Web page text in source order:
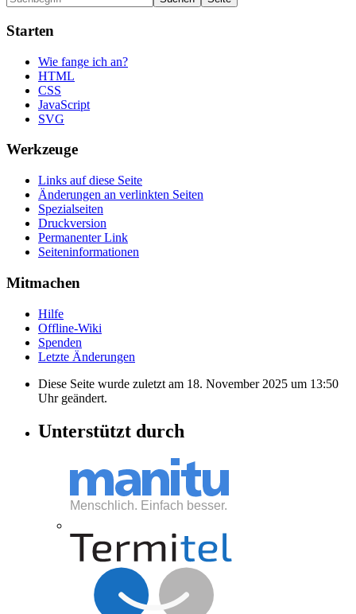
Starten
Wie fange ich an?
HTML
CSS
JavaScript
SVG
Werkzeuge
Links auf diese Seite
Änderungen an verlinkten Seiten
Spezialseiten
Druckversion
Permanenter Link
Seiten­informationen
Mitmachen
Hilfe
Offline-Wiki
Spenden
Letzte Änderungen
Diese Seite wurde zuletzt am 18. November 2025 um 13:50
Uhr geändert.
Unterstützt durch